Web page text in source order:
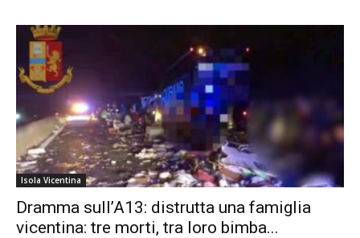
Isola Vicentina
Dramma sull’A13: distrutta una famiglia
vicentina: tre morti, tra loro bimba...